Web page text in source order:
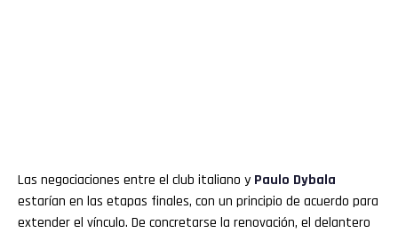
Las negociaciones entre el club italiano y Paulo Dybala
estarían en las etapas finales, con un principio de acuerdo para
extender el vínculo. De concretarse la renovación, el delantero